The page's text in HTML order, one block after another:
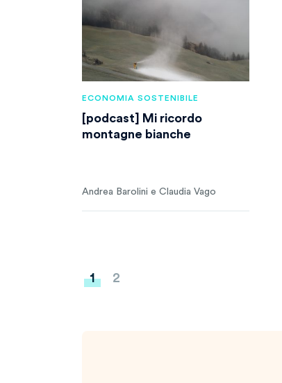
ECONOMIA SOSTENIBILE
[podcast] Mi ricordo
montagne bianche
Andrea Barolini e Claudia Vago
Paginazione
1 2